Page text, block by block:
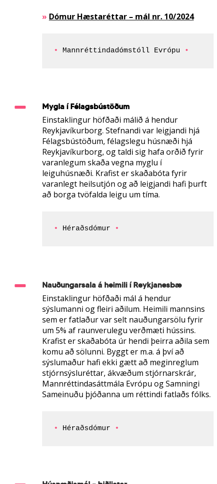
» Dómur Hæstaréttar – mál nr. 10/2024
• Mannréttindadómstóll Evrópu •
Mygla í Félagsbústöðum
Einstaklingur höfðaði málið á hendur
Reykjavíkurborg. Stefnandi var leigjandi hjá
Félagsbústöðum, félagslegu húsnæði hjá
Reykjavíkurborg, og taldi sig hafa orðið fyrir
varanlegum skaða vegna myglu í
leiguhúsnæði. Krafist er skaðabóta fyrir
varanlegt heilsutjón og að leigjandi hafi þurft
að borga tvöfalda leigu um tíma.
• Héraðsdómur •
Nauðungarsala á heimili í Reykjanesbæ
Einstaklingur höfðaði mál á hendur
sýslumanni og fleiri aðilum. Heimili mannsins
sem er fatlaður var selt nauðungarsölu fyrir
um 5% af raunverulegu verðmæti hússins.
Krafist er skaðabóta úr hendi þeirra aðila sem
komu að sölunni. Byggt er m.a. á því að
sýslumaður hafi ekki gætt að meginreglum
stjórnsýsluréttar, ákvæðum stjórnarskrár,
Mannréttindasáttmála Evrópu og Samningi
Sameinuðu þjóðanna um réttindi fatlaðs fólks.
• Héraðsdómur •